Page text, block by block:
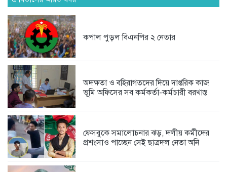
‘হানিট্র্যাপে’ ভারতীয় বিমানবাহিনীর ঊর্ধ্বতন
1 day আগে
বাঁশ দিয়ে সাঁকো উদ্বোধন করলেন...
‘বিদ্যুৎ খাত আ.লীগের নিয়ন্ত্রণে, গ্যাস-তেল...
কপাল পুড়ল বিএনপির ২ নেতার
অদক্ষতা ও বহিরাগতদের দিয়ে দাপ্তরিক কাজ
ভূমি অফিসের সব কর্মকর্তা-কর্মচারী বরখাস্ত
ফেসবুকে সমালোচনার ঝড়, দলীয় কর্মীদের
প্রশংসাও পাচ্ছেন সেই ছাত্রদল নেতা অনি